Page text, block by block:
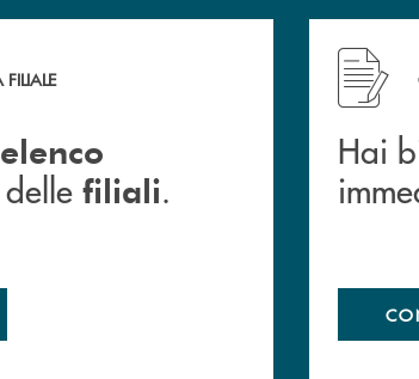
completo delle filiali .
elenco
delle filiali.
Hai
Hai